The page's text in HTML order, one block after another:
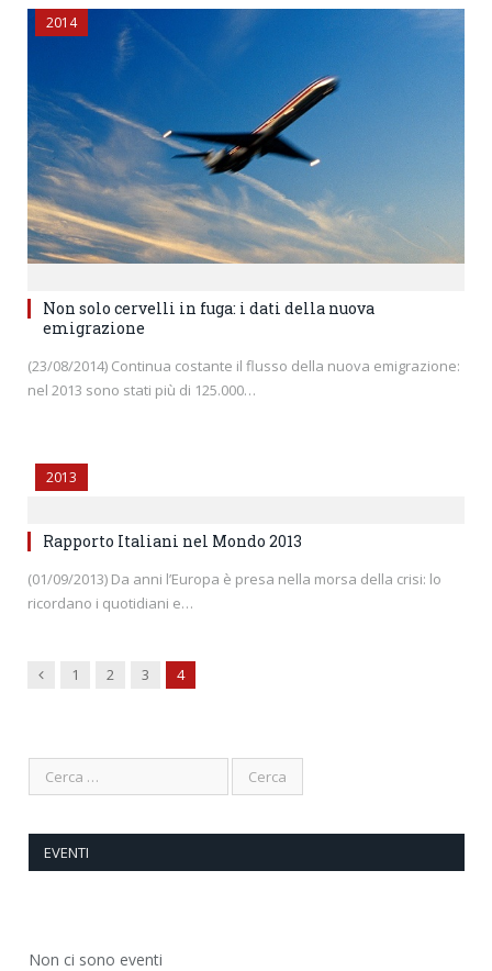
2014
Non solo cervelli in fuga: i dati della nuova
emigrazione
(23/08/2014) Continua costante il flusso della nuova emigrazione:
nel 2013 sono stati più di 125.000…
2013
Rapporto Italiani nel Mondo 2013
(01/09/2013) Da anni l’Europa è presa nella morsa della crisi: lo
ricordano i quotidiani e…
Previous
1 2 3 4
EVENTI
Non ci sono eventi